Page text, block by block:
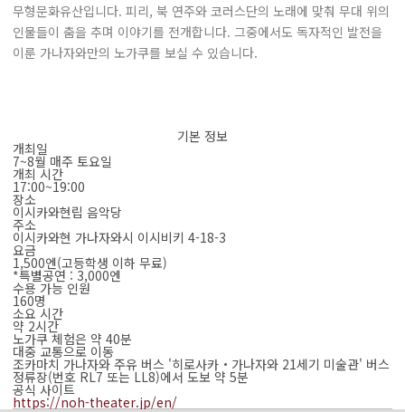
무형문화유산입니다. 피리, 북 연주와 코러스단의 노래에 맞춰 무대 위의
인물들이 춤을 추며 이야기를 전개합니다. 그중에서도 독자적인 발전을
이룬 가나자와만의 노가쿠를 보실 수 있습니다.
기본 정보
개최일
7~8월 매주 토요일
개최 시간
17:00~19:00
장소
이시카와현립 음악당
주소
이시카와현 가나자와시 이시비키 4-18-3
요금
1,500엔(고등학생 이하 무료)
*특별공연 : 3,000엔
수용 가능 인원
160명
소요 시간
약 2시간
노가쿠 체험은 약 40분
대중 교통으로 이동
조카마치 가나자와 주유 버스 '히로사카・가나자와 21세기 미술관' 버스
정류장(번호 RL7 또는 LL8)에서 도보 약 5분
공식 사이트
https://noh-theater.jp/en/